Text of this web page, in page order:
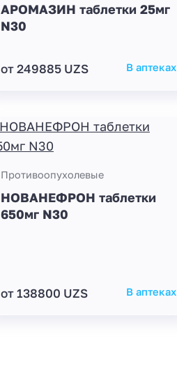
АРОМАЗИН таблетки 25мг
N30
от 249885 UZS В аптеках
Противоопухолевые
НОВАНЕФРОН таблетки
650мг N30
от 138800 UZS В аптеках